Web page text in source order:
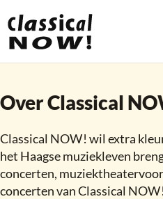
Over Classical
Classical NOW! wil extra
het Haagse muziekleven
concerten,
concerten van Classical NOW!